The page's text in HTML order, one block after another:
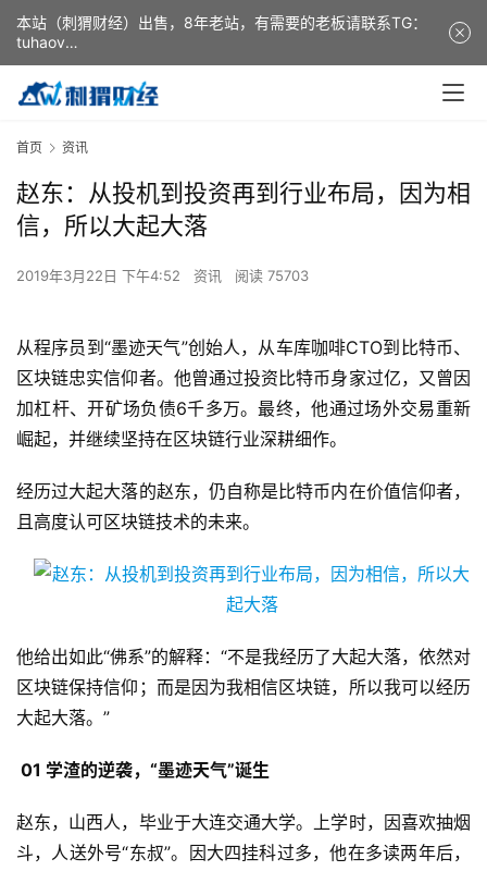
首页 资讯
赵东：从投机到投资再到行业布局，因为相
信，所以大起大落
2019年3月22日 下午4:52 资讯 阅读 75703
从程序员到“墨迹天气”创始人，从车库咖啡CTO到比特币、
区块链忠实信仰者。他曾通过投资比特币身家过亿，又曾因
加杠杆、开矿场负债6千多万。最终，他通过场外交易重新
崛起，并继续坚持在区块链行业深耕细作。
经历过大起大落的赵东，仍自称是比特币内在价值信仰者，
且高度认可区块链技术的未来。
他给出如此“佛系”的解释：“不是我经历了大起大落，依然对
区块链保持信仰；而是因为我相信区块链，所以我可以经历
大起大落。”
01 学渣的逆袭，“墨迹天气”诞生
赵东，山西人，毕业于大连交通大学。上学时，因喜欢抽烟
斗，人送外号“东叔”。因大四挂科过多，他在多读两年后，
本站（刺猬财经）出售，8年老站，有需要的老板请联系TG：
tuhaov
This website (ciweicaijing) is for sale. It is a 8-year-old
website. If you need it, please contact TG: tuhaov